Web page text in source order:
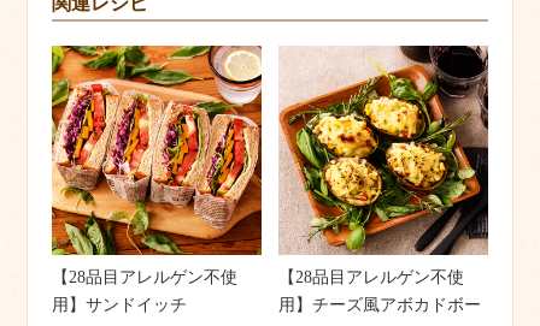
【28品目アレルゲン不使
用】サンドイッチ
【28品目アレルゲン不使
用】チーズ風アボカドボー